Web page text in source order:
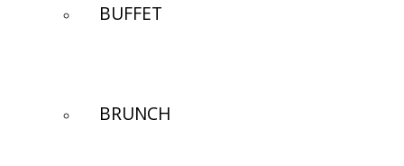
BUFFET
BRUNCH